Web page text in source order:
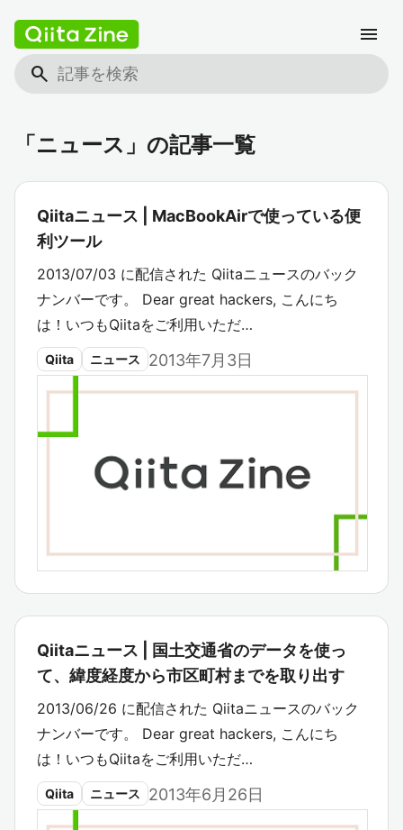
search
menu
「ニュース」の記事一覧
Qiitaニュース | MacBookAirで使っている便
利ツール
2013/07/03 に配信された Qiitaニュースのバック
ナンバーです。 Dear great hackers, こんにち
は！いつもQiitaをご利用いただ…
Qiita ニュース 2013年7月3日
Qiitaニュース | 国土交通省のデータを使っ
て、緯度経度から市区町村までを取り出す
2013/06/26 に配信された Qiitaニュースのバック
ナンバーです。 Dear great hackers, こんにち
は！いつもQiitaをご利用いただ…
Qiita ニュース 2013年6月26日